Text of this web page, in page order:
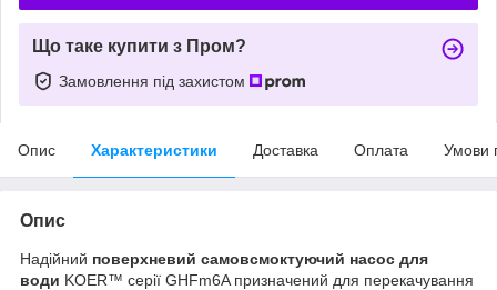
Що таке купити з Пром?
Замовлення під захистом
Опис Характеристики Доставка Оплата Умови
Опис
Надійний поверхневий самовсмоктуючий насос для
води KOER™ серії GHFm6A призначений для перекачування